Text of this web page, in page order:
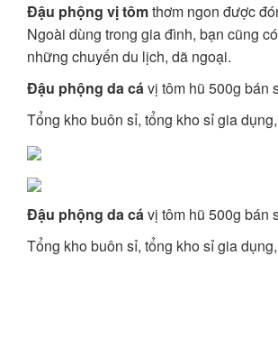
Đậu phộng vị tômthơm ngon được
Ngoài dùng trong gia đình, bạn cũng
những chuyến du lịch, dã ngoại.
Đậu phộng da cávị tôm hũ 500g bán
Tổng kho buôn sỉ, tổng kho sỉ gia
Đậu phộng da cávị tôm hũ 500g bán
Tổng kho buôn sỉ, tổng kho sỉ gia